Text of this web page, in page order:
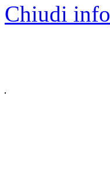
Chiudi info